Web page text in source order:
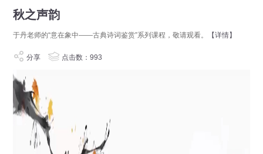
秋之声韵
于丹老师的“意在象中——古典诗词鉴赏”系列课程，敬请观看。 【详情】
分享 点击数：993